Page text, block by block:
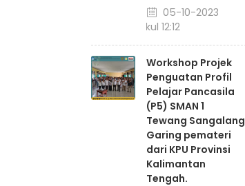
05-10-2023
pukul 12:12
Workshop Projek
Penguatan Profil
Pelajar Pancasila
(P5) SMAN 1
Tewang Sangalang
Garing pemateri
dari KPU Provinsi
Kalimantan
Tengah.